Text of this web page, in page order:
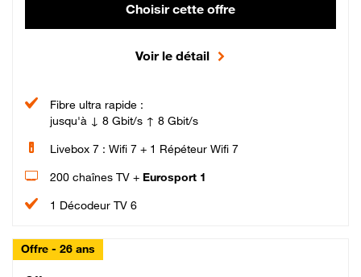
Choisir cette offre
Voir le détail
Fibre ultra rapide :
jusqu'à ↓ 8 Gbit/s ↑ 8 Gbit/s
Livebox 7 : Wifi 7 + 1 Répéteur Wifi 7
200 chaînes TV + Eurosport 1
1 Décodeur TV 6
Offre - 26 ans